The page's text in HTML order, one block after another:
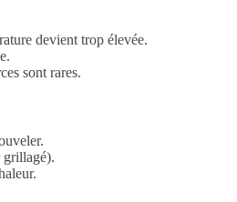
devient trop élevée.
sont rares.
grillagé).